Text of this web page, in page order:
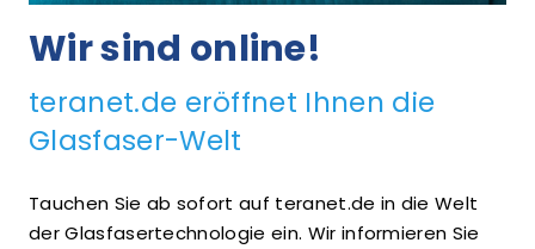
Wir sind online!
teranet.de eröffnet Ihnen die
Glasfaser-Welt
Tauchen Sie ab sofort auf teranet.de in die Welt
der Glasfasertechnologie ein. Wir informieren Sie